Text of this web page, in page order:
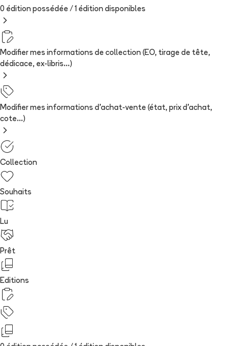
0 édition possédée / 1 édition disponibles
Modifier mes informations de collection (EO, tirage de tête,
dédicace, ex-libris...)
Modifier mes informations d'achat-vente (état, prix d'achat,
cote...)
Collection
Souhaits
Lu
Prêt
Editions